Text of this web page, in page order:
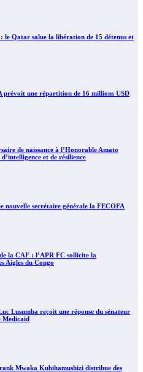
le Qatar salue la libération de 15 détenus et
une répartition de 16 millions USD
de naissance à l’Honorable Amato
et de résilience
nouvelle secrétaire générale la FECOFA
la CAF : l’APR FC sollicite la
Aigles du Congo
Lusumba reçoit une réponse du sénateur
Medicaid
Mwaka Kubihamushizi distribue des